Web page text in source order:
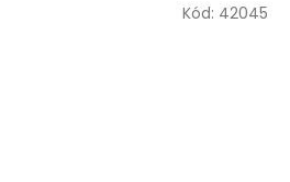
Kód: 42045